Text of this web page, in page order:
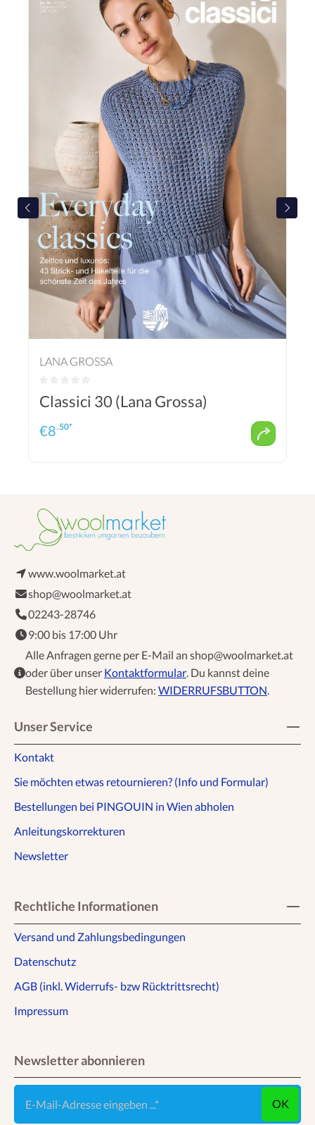
LANA GROSSA
Classici 30 (Lana Grossa)
€8.50*
www.woolmarket.at
shop@woolmarket.at
02243-28746
9:00 bis 17:00 Uhr
Alle Anfragen gerne per E-Mail an shop@woolmarket.at
oder über unser Kontaktformular . Du kannst deine
Bestellung hier widerrufen: WIDERRUFSBUTTON
Unser Service
Kontakt
Sie möchten etwas retournieren? (Info und Formular)
Bestellungen bei PINGOUIN in Wien abholen
Anleitungskorrekturen
Newsletter
Rechtliche Informationen
Versand und Zahlungsbedingungen
Datenschutz
AGB (inkl. Widerrufs- bzw Rücktrittsrecht)
Impressum
Newsletter abonnieren
E-Mail-Adresse eingeben ...
OK